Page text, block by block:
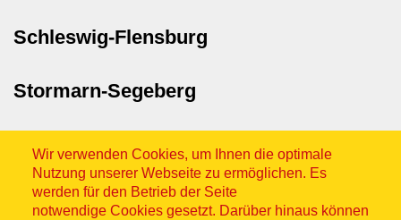
Schleswig-Flensburg
Stormarn-Segeberg
Wir verwenden Cookies, um Ihnen die optimale
Nutzung unserer Webseite zu ermöglichen. Es
werden für den Betrieb der Seite
notwendige Cookies gesetzt. Darüber hinaus können